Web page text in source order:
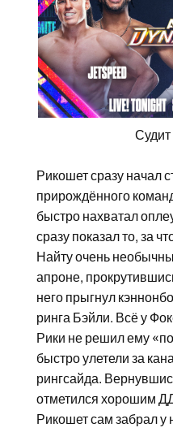
Рикошет сразу начал
прирождённого
быстро нахватал
сразу показал то, за
Найту очень
апроне,
него прыгнул
ринга Бэйли. Всё у
Рики не решил ему
быстро улетели за
рингсайда.
отметился хорошим
Рикошет сам забрал у